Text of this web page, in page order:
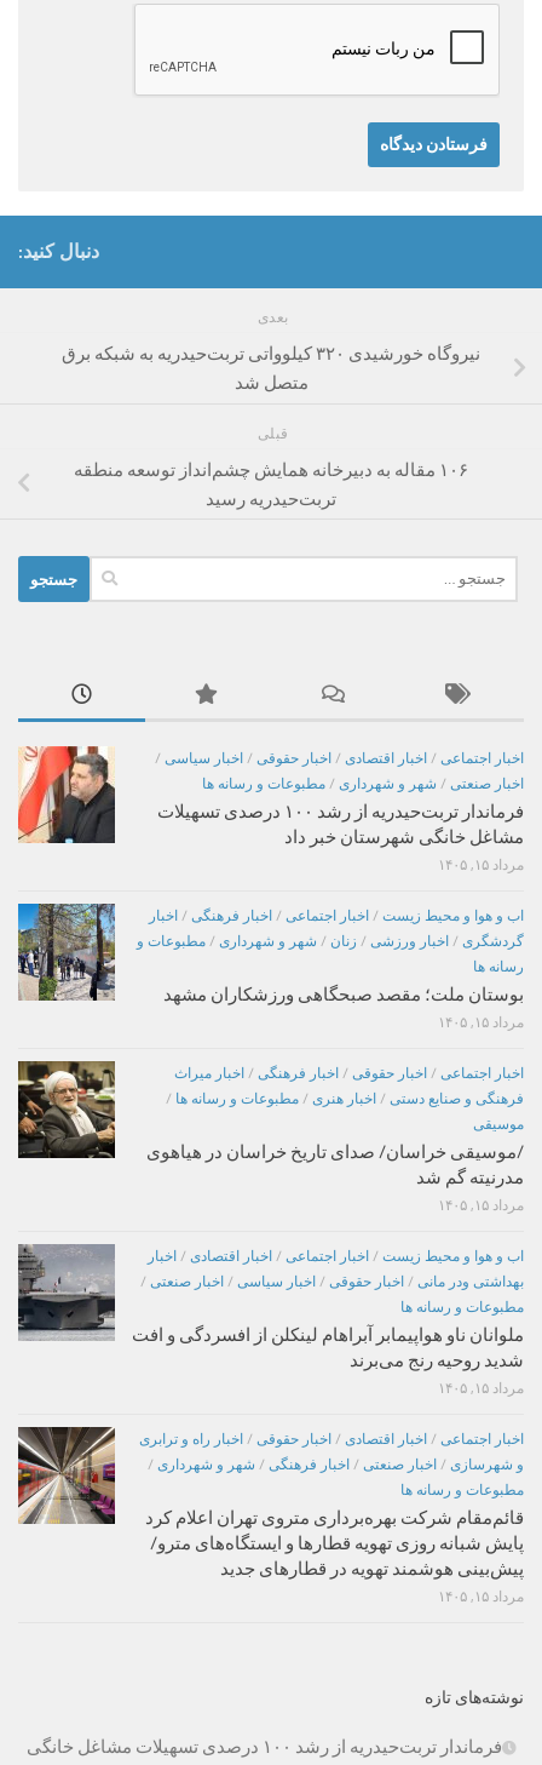
دنبال کنید:
بعدی
نیروگاه خورشیدی ۳۲۰ کیلوواتی تربت‌حیدریه به شبکه برق
متصل شد
قبلی
۱۰۶ مقاله به دبیرخانه همایش چشم‌انداز توسعه منطقه
تربت‌حیدریه رسید
برای:
اخبار اجتماعی / اخبار اقتصادی / اخبار حقوقی / اخبار سیاسی /
اخبار صنعتی / شهر و شهرداری / مطبوعات و رسانه ها
فرماندار تربت‌حیدریه از رشد ۱۰۰ درصدی تسهیلات
مشاغل خانگی شهرستان خبر داد
مرداد ۱۵, ۱۴۰۵
اب و هوا و محیط زیست / اخبار اجتماعی / اخبار فرهنگی / اخبار
گردشگری / اخبار ورزشی / زنان / شهر و شهرداری / مطبوعات و
رسانه ها
بوستان ملت؛ مقصد صبحگاهی ورزشکاران مشهد
مرداد ۱۵, ۱۴۰۵
اخبار اجتماعی / اخبار حقوقی / اخبار فرهنگی / اخبار میراث
فرهنگی و صنایع دستی / اخبار هنری / مطبوعات و رسانه ها /
موسیقی
/موسیقی خراسان/ صدای تاریخ خراسان در هیاهوی
مدرنیته گم شد
مرداد ۱۵, ۱۴۰۵
اب و هوا و محیط زیست / اخبار اجتماعی / اخبار اقتصادی / اخبار
بهداشتی ودر مانی / اخبار حقوقی / اخبار سیاسی / اخبار صنعتی /
مطبوعات و رسانه ها
ملوانان ناو هواپیمابر آبراهام لینکلن از افسردگی و افت
شدید روحیه رنج می‌برند
مرداد ۱۵, ۱۴۰۵
اخبار اجتماعی / اخبار اقتصادی / اخبار حقوقی / اخبار راه و ترابری
و شهرسازی / اخبار صنعتی / اخبار فرهنگی / شهر و شهرداری /
مطبوعات و رسانه ها
قائم‌مقام شرکت بهره‌برداری متروی تهران اعلام کرد
پایش شبانه روزی تهویه قطارها و ایستگاه‌های مترو/
پیش‌بینی هوشمند تهویه در قطارهای جدید
مرداد ۱۵, ۱۴۰۵
نوشته‌های تازه
فرماندار تربت‌حیدریه از رشد ۱۰۰ درصدی تسهیلات مشاغل خانگی